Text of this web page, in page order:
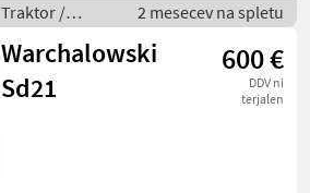
Traktor /
Standardni
traktor
2 mesecev na spletu
Warchalowski
Sd21
600 €
DDV ni
terjalen